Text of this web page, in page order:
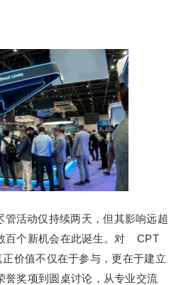
管活动仅持续两天，但其影响远超
百个新机会在此诞生。对 CPT
价值不仅在于参与，更在于建立
誉奖项到圆桌讨论，从专业交流